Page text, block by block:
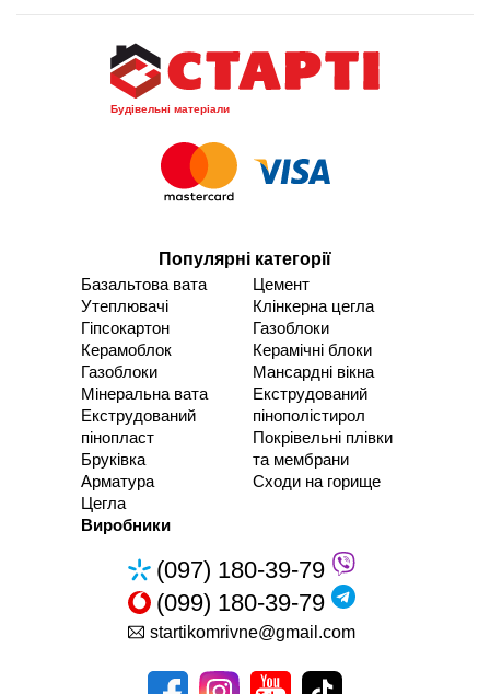
Будівельні матеріали
Популярні категорії
Базальтова вата
Утеплювачі
Гіпсокартон
Керамоблок
Газоблоки
Мінеральна вата
Екструдований
пінопласт
Бруківка
Арматура
Цегла
Цемент
Клінкерна цегла
Газоблоки
Керамічні блоки
Мансардні вікна
Екструдований
пінополістирол
Покрівельні плівки
та мембрани
Сходи на горище
Виробники
(097) 180-39-79
(099) 180-39-79
startikomrivne@gmail.com